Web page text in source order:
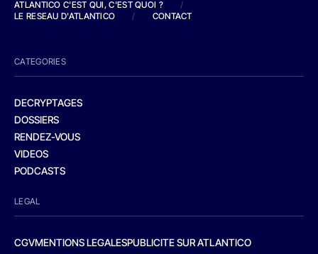
ATLANTICO C'EST QUI, C'EST QUOI ?
/
LE RESEAU D'ATLANTICO
/ CONTACT
CATEGORIES
DECRYPTAGES
DOSSIERS
RENDEZ-VOUS
VIDEOS
PODCASTS
LEGAL
CGVMENTIONS LEGALESPUBLICITE SUR ATLANTICO